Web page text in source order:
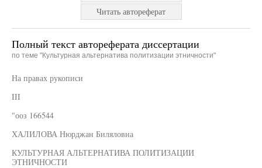
Читать автореферат
Полный текст автореферата диссертации
по теме "Культурная альтернатива политизации этничности"
На правах рукописи
III
"ооз 166544
ХАЛИЛОВА Нюрджан Биляловна
КУЛЬТУРНАЯ АЛЬТЕРНАТИВА ПОЛИТИЗАЦИИ
ЭТНИЧНОСТИ